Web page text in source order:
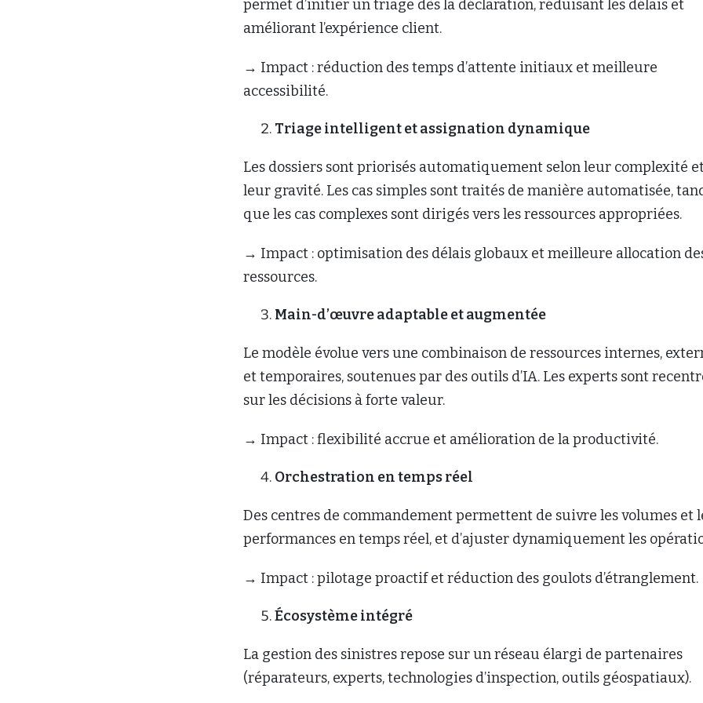
permet d’initier un triage dès la déclaration, réduisant les délais et
améliorant l’expérience client.
→ Impact : réduction des temps d’attente initiaux et meilleure
accessibilité.
Triage intelligent et assignation dynamique
Les dossiers sont priorisés automatiquement selon leur complexité
leur gravité. Les cas simples sont traités de manière automatisée,
que les cas complexes sont dirigés vers les ressources appropriées.
→ Impact : optimisation des délais globaux et meilleure allocation
ressources.
Main-d’œuvre adaptable et augmentée
Le modèle évolue vers une combinaison de ressources internes,
et temporaires, soutenues par des outils d’IA. Les experts sont
sur les décisions à forte valeur.
→ Impact : flexibilité accrue et amélioration de la productivité.
Orchestration en temps réel
Des centres de commandement permettent de suivre les volumes et
performances en temps réel, et d’ajuster dynamiquement les
→ Impact : pilotage proactif et réduction des goulots d’étranglement.
Écosystème intégré
La gestion des sinistres repose sur un réseau élargi de partenaires
(réparateurs, experts, technologies d’inspection, outils géospatiaux).